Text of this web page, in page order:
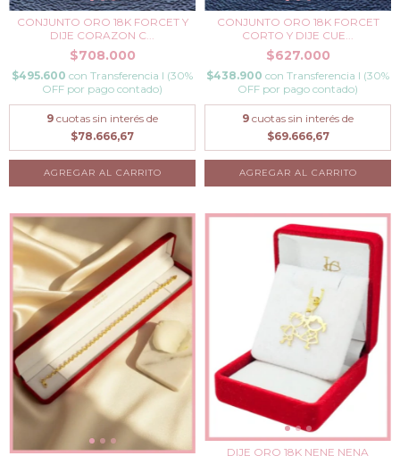
CONJUNTO ORO 18K FORCET Y
DIJE CORAZON C...
$708.000
$495.600 con Transferencia I (30%
OFF por pago contado)
9 cuotas sin interés de
$78.666,67
CONJUNTO ORO 18K FORCET
CORTO Y DIJE CUE...
$627.000
$438.900 con Transferencia I (30%
OFF por pago contado)
9 cuotas sin interés de
$69.666,67
DIJE ORO 18K NENE NENA